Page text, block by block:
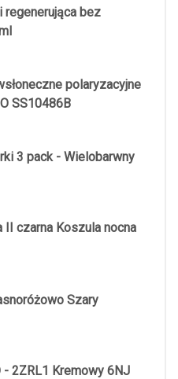
regenerująca bez
polaryzacyjne
SS10486B
3 pack - Wielobarwny
II czarna Koszula nocna
Szary
- 2ZRL1 Kremowy 6NJ